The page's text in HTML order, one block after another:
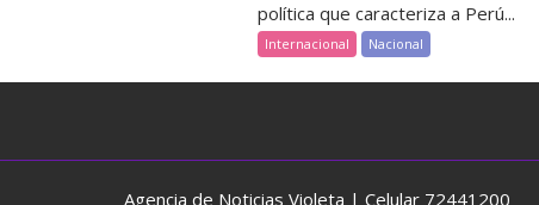
política que caracteriza a Perú...
Internacional Nacional
Agencia de Noticias Violeta | Celular 72441200